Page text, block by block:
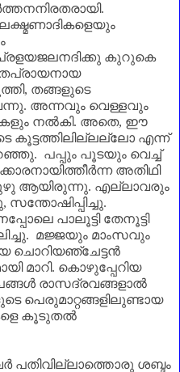
പ്രളയജലനദിക്കു കുറുകെ
, തങ്ങളുടെ
അന്നവും വെള്ളവും
നൽകി. അതെ, ഈ
കൂട്ടത്തിലില്ലല്ലോ എന്ന്
പപ്പും പൂടയും വെച്ച്
അതിഥി
ആയിരുന്നു. എല്ലാവരും
, സന്തോഷിപ്പിച്ചു.
പാലൂട്ടി തേനൂട്ടി
മജ്ജയും മാംസവും
ചൊറിയഞ്ചേട്ടൻ
മാറി. കൊഴുപ്പേറിയ
രാസദ്രവങ്ങളാൽ
പെരുമാറ്റങ്ങളിലുണ്ടായ
കൂടുതൽ
പതിവില്ലാത്തൊരു ശബ്ദം